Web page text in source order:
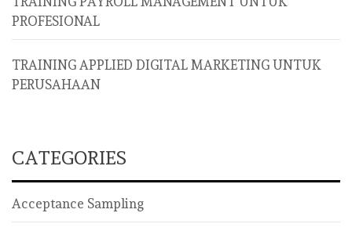
PROFESIONAL
TRAINING APPLIED DIGITAL MARKETING UNTUK
PERUSAHAAN
CATEGORIES
Acceptance Sampling